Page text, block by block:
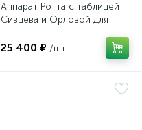
Аппарат Ротта с таблицей
Сивцева и Орловой для
очков
25 400 ₽ /шт